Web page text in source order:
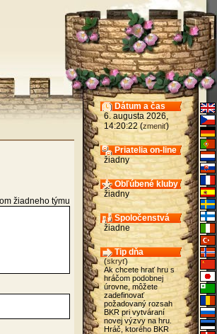
žiadneho týmu
Dátum a čas
6. augusta 2026,
14:20:22 (zmeniť)
Priatelia on-line
žiadny
Obľúbené kluby
žiadny
Spoločenstvá
žiadne
Tip dňa
(skryť)
Ak chcete hrať hru s
hráčom podobnej
úrovne, môžete
zadefinovať
požadovaný rozsah
BKR pri vytváraní
novej výzvy na hru.
Hráč, ktorého BKR